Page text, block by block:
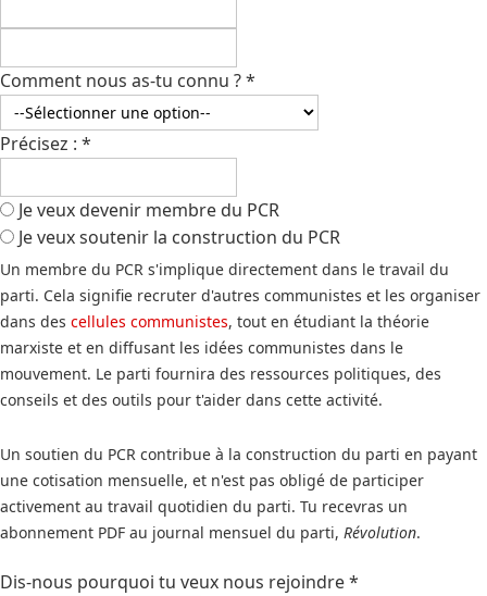
Comment nous as-tu connu ?*
Précisez : *
Je veux devenir membre du PCR
Je veux soutenir la construction du PCR
Un membre du PCR s'implique directement dans le travail du
parti. Cela signifie recruter d'autres communistes et les organiser
dans des cellules communistes, tout en étudiant la théorie
marxiste et en diffusant les idées communistes dans le
mouvement. Le parti fournira des ressources politiques, des
conseils et des outils pour t'aider dans cette activité.
Un soutien du PCR contribue à la construction du parti en payant
une cotisation mensuelle, et n'est pas obligé de participer
activement au travail quotidien du parti. Tu recevras un
abonnement PDF au journal mensuel du parti, Révolution.
Dis-nous pourquoi tu veux nous rejoindre*